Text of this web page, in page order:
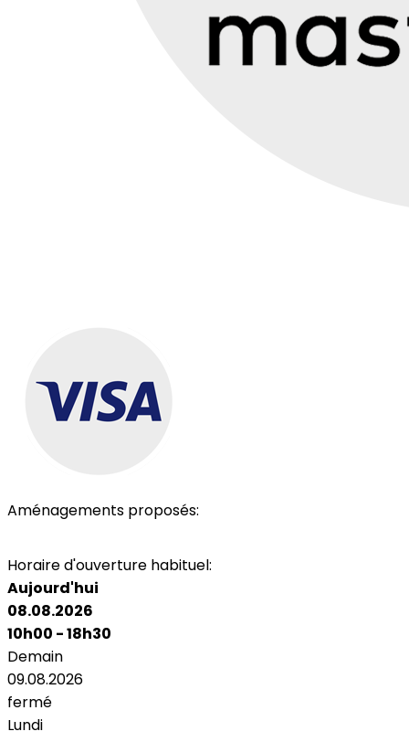
Aménagements proposés:
Horaire d'ouverture habituel:
Aujourd'hui
08.08.2026
10h00 - 18h30
Demain
09.08.2026
fermé
Lundi